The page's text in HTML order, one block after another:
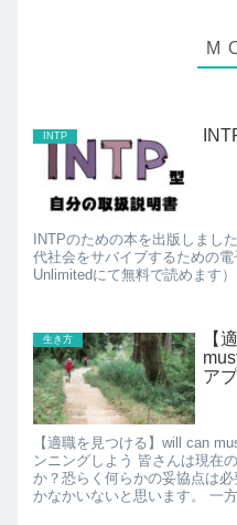
INTP
INTPのための本を出版しまし
代社会をサバイブするための
Unlimitedにて無料で読めます
生き方
【
ア
【適職を見つける】will can
ンニングしよう 皆さんは現在
か？恐らく何らかの妥協点は
かなかいないと思います。 一